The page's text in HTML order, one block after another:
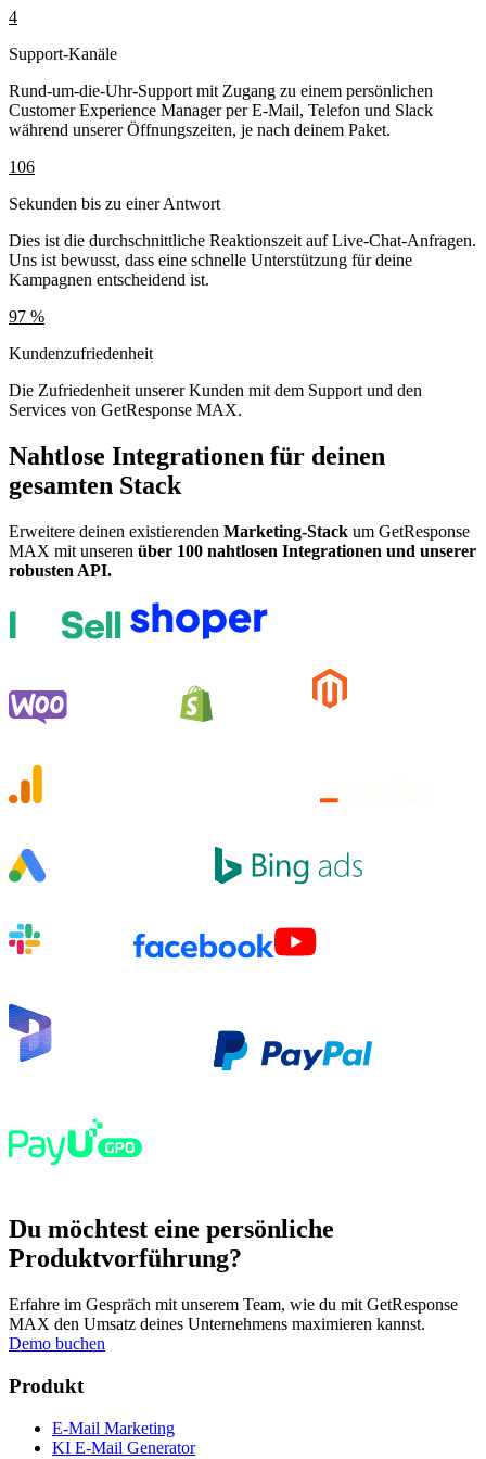
4
Support-Kanäle
Rund-um-die-Uhr-Support mit Zugang zu einem persönlichen
Customer Experience Manager per E-Mail, Telefon und Slack
während unserer Öffnungszeiten, je nach deinem Paket.
106
Sekunden bis zu einer Antwort
Dies ist die durchschnittliche Reaktionszeit auf Live-Chat-Anfragen.
Uns ist bewusst, dass eine schnelle Unterstützung für deine
Kampagnen entscheidend ist.
97 %
Kundenzufriedenheit
Die Zufriedenheit unserer Kunden mit dem Support und den
Services von GetResponse MAX.
Nahtlose Integrationen für deinen
gesamten Stack
Erweitere deinen existierenden Marketing-Stack um GetResponse
MAX mit unseren über 100 nahtlosen Integrationen und unserer
robusten API.
Du möchtest eine persönliche
Produktvorführung?
Erfahre im Gespräch mit unserem Team, wie du mit GetResponse
MAX den Umsatz deines Unternehmens maximieren kannst.
Demo buchen
Produkt
E-Mail Marketing
KI E-Mail Generator